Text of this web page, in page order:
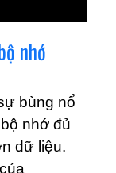
nhớ
bùng nổ
nhớ đủ
dữ liệu.